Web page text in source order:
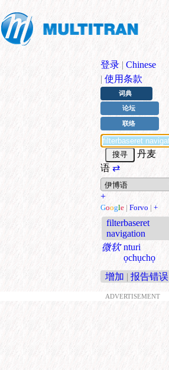
登录 | Chinese
| 使用条款
词典
论坛
联络
丹麦
语 ⇄
+
Google | Forvo | +
filterbaseret
navigation
微软 nturi
ọchụchọ
增加 | 报告错误
ADVERTISEMENT